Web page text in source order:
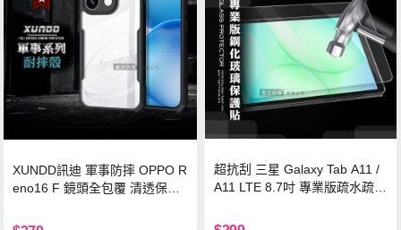
XUNDD訊迪 軍事防摔 OPPO R
eno16 F 鏡頭全包覆 清透保護
超抗刮 三星 Galaxy Tab A11 /
A11 LTE 8.7吋 專業版疏水疏油